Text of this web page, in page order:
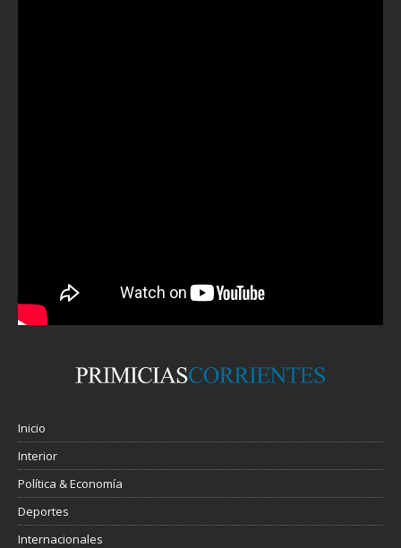
Inicio
Interior
Política & Economía
Deportes
Internacionales